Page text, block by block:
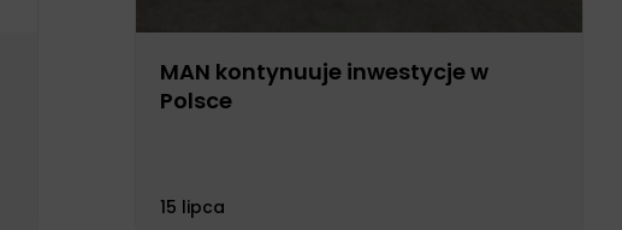
MAN kontynuuje inwestycje w
Polsce
15 lipca